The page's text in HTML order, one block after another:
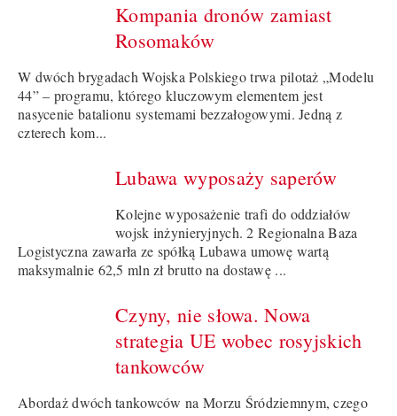
Kompania dronów zamiast
Rosomaków
W dwóch brygadach Wojska Polskiego trwa pilotaż „Modelu
44” – programu, którego kluczowym elementem jest
nasycenie batalionu systemami bezzałogowymi. Jedną z
czterech kom...
Lubawa wyposaży saperów
Kolejne wyposażenie trafi do oddziałów
wojsk inżynieryjnych. 2 Regionalna Baza
Logistyczna zawarła ze spółką Lubawa umowę wartą
maksymalnie 62,5 mln zł brutto na dostawę ...
Czyny, nie słowa. Nowa
strategia UE wobec rosyjskich
tankowców
Abordaż dwóch tankowców na Morzu Śródziemnym, czego